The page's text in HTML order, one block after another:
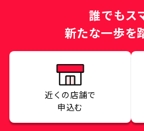
誰でもス
新たな一歩を
近くの店舗で
申込む